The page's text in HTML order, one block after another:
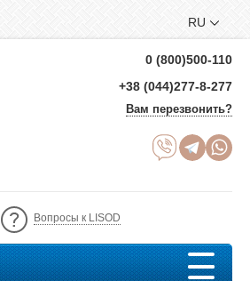
RU
0 (800)500-110
+38 (044)277-8-277
Вам перезвонить?
Вопросы к LISOD